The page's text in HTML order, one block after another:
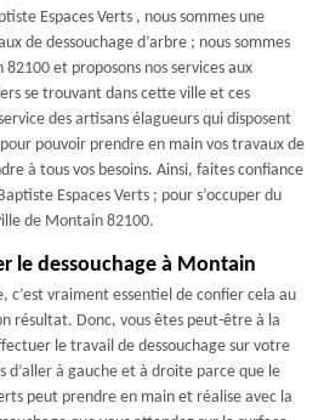
Espaces Verts , nous sommes une
de dessouchage d’arbre ; nous sommes
et proposons nos services aux
se trouvant dans cette ville et ces
des artisans élagueurs qui disposent
pouvoir prendre en main vos travaux de
à tous vos besoins. Ainsi, faites confiance
Espaces Verts ; pour s’occuper du
de Montain 82100.
le dessouchage à Montain
c’est vraiment essentiel de confier cela au
résultat. Donc, vous êtes peut-être à la
le travail de dessouchage sur votre
d’aller à gauche et à droite parce que le
peut prendre en main et réalise avec la